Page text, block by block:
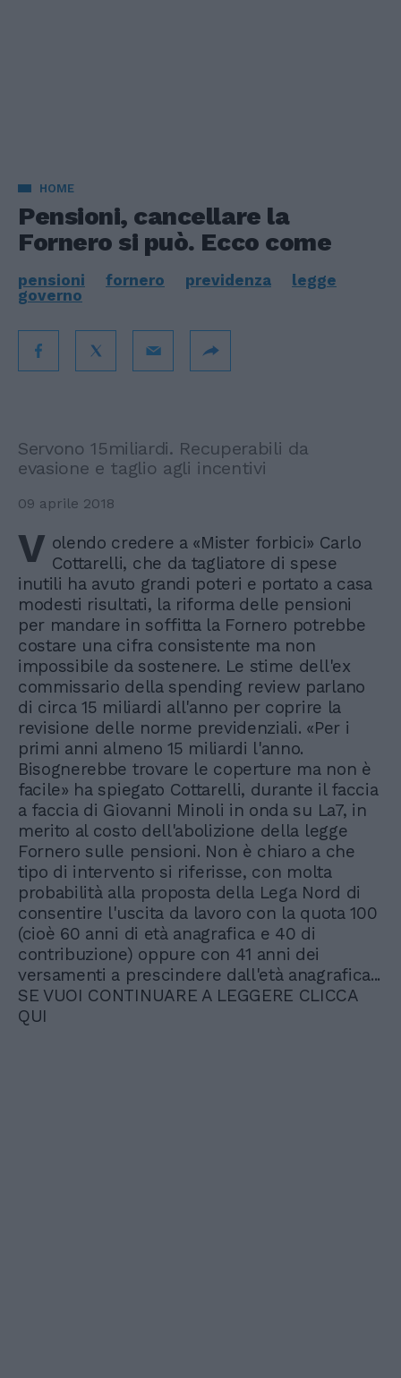
HOME
Pensioni, cancellare la
Fornero si può. Ecco come
pensioni fornero previdenza
legge
governo
Servono 15miliardi. Recuperabili da
evasione e taglio agli incentivi
09 aprile 2018
V olendo credere a «Mister forbici» Carlo
Cottarelli, che da tagliatore di spese
inutili ha avuto grandi poteri e portato a casa
modesti risultati, la riforma delle pensioni
per mandare in soffitta la Fornero potrebbe
costare una cifra consistente ma non
impossibile da sostenere. Le stime dell'ex
commissario della spending review parlano
di circa 15 miliardi all'anno per coprire la
revisione delle norme previdenziali. «Per i
primi anni almeno 15 miliardi l'anno.
Bisognerebbe trovare le coperture ma non è
facile» ha spiegato Cottarelli, durante il faccia
a faccia di Giovanni Minoli in onda su La7, in
merito al costo dell'abolizione della legge
Fornero sulle pensioni. Non è chiaro a che
tipo di intervento si riferisse, con molta
probabilità alla proposta della Lega Nord di
consentire l'uscita da lavoro con la quota 100
(cioè 60 anni di età anagrafica e 40 di
contribuzione) oppure con 41 anni dei
versamenti a prescindere dall'età anagrafica...
SE VUOI CONTINUARE A LEGGERE CLICCA
QUI